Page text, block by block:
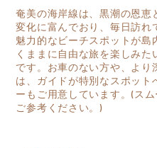
奄美の海岸線は、黒潮の恩恵
変化に富んでおり、毎日訪れ
魅力的なビーチスポットが島
くままに自由な旅を楽しみ
です。お車のない方や、より
は、ガイドが特別なスポット
ーもご用意しています。(スム
ご参考ください。)